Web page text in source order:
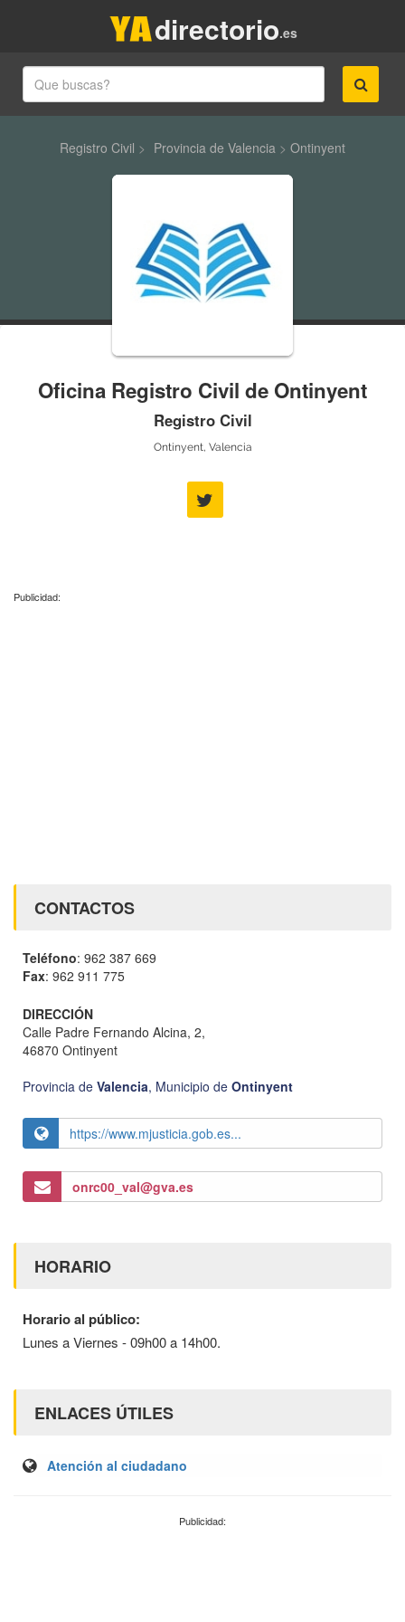
.es
directorio
Registro Civil > Provincia de Valencia > Ontinyent
Oficina Registro Civil de Ontinyent
Registro Civil
Ontinyent, Valencia
Publicidad:
CONTACTOS
Teléfono: 962 387 669
Fax: 962 911 775
DIRECCIÓN
Calle Padre Fernando Alcina, 2,
46870 Ontinyent
Provincia de Valencia, Municipio de Ontinyent
https://www.mjusticia.gob.es...
onrc00_val@gva.es
HORARIO
Horario al público:
Lunes a Viernes - 09h00 a 14h00.
ENLACES ÚTILES
Atención al ciudadano
Publicidad: